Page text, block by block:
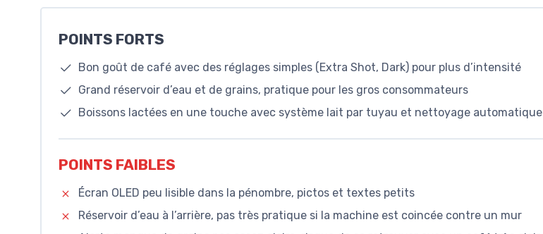
POINTS FORTS
Bon goût de café avec des réglages simples (Extra Shot, Dark) pour plus d’intensité
Grand réservoir d’eau et de grains, pratique pour les gros consommateurs
Boissons lactées en une touche avec système lait par tuyau et nettoyage automatique
POINTS FAIBLES
Écran OLED peu lisible dans la pénombre, pictos et textes petits
Réservoir d’eau à l’arrière, pas très pratique si la machine est coincée contre un mur